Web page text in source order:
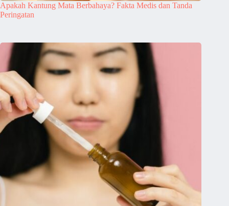
Apakah Kantung Mata Berbahaya? Fakta Medis dan Tanda
Peringatan